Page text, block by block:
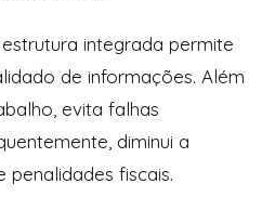
integrada permite
de informações. Além
evita falhas
diminui a
penalidades fiscais.